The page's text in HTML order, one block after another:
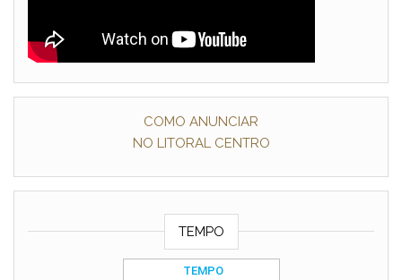
COMO ANUNCIAR
NO LITORAL CENTRO
TEMPO